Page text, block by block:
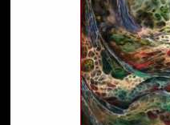
Sobotní srdcovky